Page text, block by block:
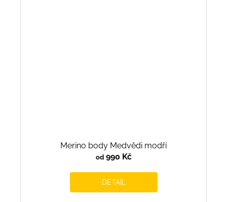
Merino body Medvědi modří
od990 Kč
DETAIL